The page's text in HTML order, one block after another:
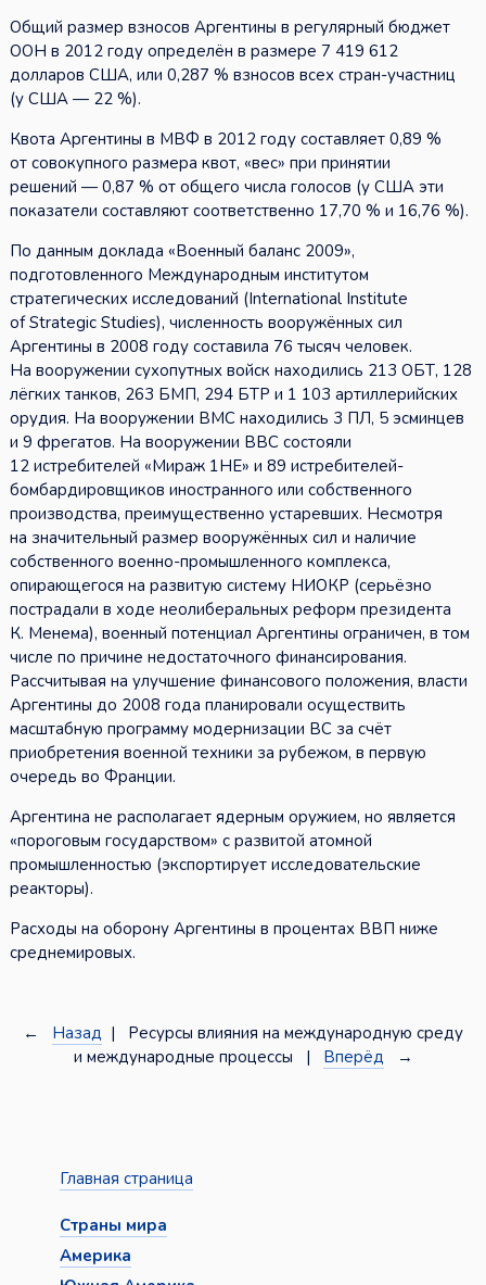
Общий размер взносов Аргентины в регулярный бюджет
ООН в 2012 году определён в размере 7 419 612
долларов США, или 0,287 % взносов всех стран-участниц
(у США — 22 %).
Квота Аргентины в МВФ в 2012 году составляет 0,89 %
от совокупного размера квот, «вес» при принятии
решений — 0,87 % от общего числа голосов (у США эти
показатели составляют соответственно 17,70 % и 16,76 %).
По данным доклада «Военный баланс 2009»,
подготовленного Международным институтом
стратегических исследований (International Institute
of Strategic Studies), численность вооружённых сил
Аргентины в 2008 году составила 76 тысяч человек.
На вооружении сухопутных войск находились 213 ОБТ, 128
лёгких танков, 263 БМП, 294 БТР и 1 103 артиллерийских
орудия. На вооружении ВМС находились 3 ПЛ, 5 эсминцев
и 9 фрегатов. На вооружении ВВС состояли
12 истребителей «Мираж 1НЕ» и 89 истребителей-
бомбардировщиков иностранного или собственного
производства, преимущественно устаревших. Несмотря
на значительный размер вооружённых сил и наличие
собственного военно-промышленного комплекса,
опирающегося на развитую систему НИОКР (серьёзно
пострадали в ходе неолиберальных реформ президента
К. Менема), военный потенциал Аргентины ограничен, в том
числе по причине недостаточного финансирования.
Рассчитывая на улучшение финансового положения, власти
Аргентины до 2008 года планировали осуществить
масштабную программу модернизации ВС за счёт
приобретения военной техники за рубежом, в первую
очередь во Франции.
Аргентина не располагает ядерным оружием, но является
«пороговым государством» с развитой атомной
промышленностью (экспортирует исследовательские
реакторы).
Расходы на оборону Аргентины в процентах ВВП ниже
среднемировых.
← Назад | Ресурсы влияния на международную среду
и международные процессы | Вперёд →
Главная страница
Страны мира
Америка